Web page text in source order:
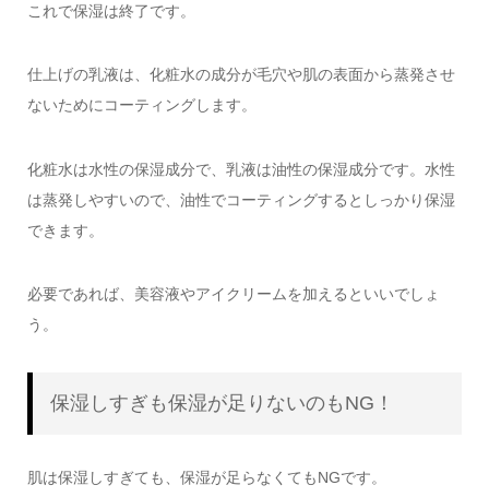
これで保湿は終了です。
仕上げの乳液は、化粧水の成分が毛穴や肌の表面から蒸発させ
ないためにコーティングします。
化粧水は水性の保湿成分で、乳液は油性の保湿成分です。水性
は蒸発しやすいので、油性でコーティングするとしっかり保湿
できます。
必要であれば、美容液やアイクリームを加えるといいでしょ
う。
保湿しすぎも保湿が足りないのもNG！
肌は保湿しすぎても、保湿が足らなくてもNGです。